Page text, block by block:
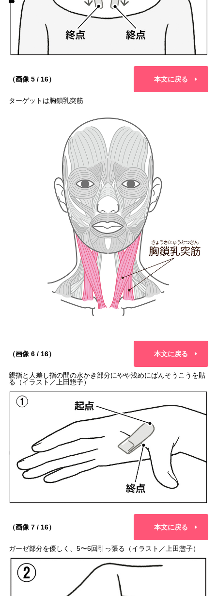
（画像 5 / 16） 本文に戻る
ターゲットは胸鎖乳突筋
（画像 6 / 16） 本文に戻る
親指と人差し指の間の水かき部分にやや浅めにばんそうこうを貼
る（イラスト／上田惣子）
（画像 7 / 16） 本文に戻る
ガーゼ部分を優しく、5〜6回引っ張る（イラスト／上田惣子）